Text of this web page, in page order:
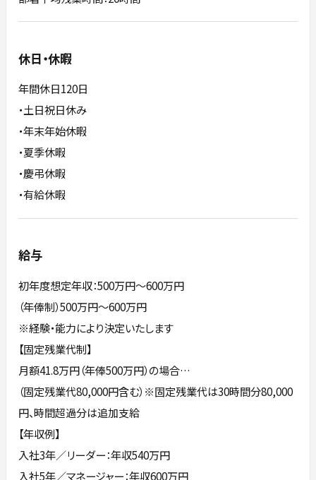
休日・休暇
年間休日120日
・土日祝日休み
・年末年始休暇
・夏季休暇
・慶弔休暇
・有給休暇
給与
初年度想定年収：500万円〜600万円
（年俸制）500万円～600万円
※経験・能力により決定いたします
【固定残業代制】
月額41.8万円（年俸500万円）の場合…
（固定残業代80,000円含む）※固定残業代は30時間分80,000
円、時間超過分は追加支給
【年収例】
入社3年／リーダー：年収540万円
入社5年／マネージャー：年収600万円